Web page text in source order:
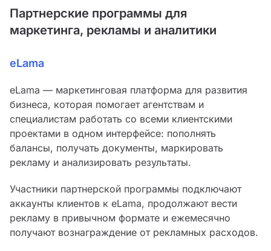
Партнерские программы для
маркетинга, рекламы и аналитики
eLama
eLama — маркетинговая платформа для развития
бизнеса, которая помогает агентствам и
специалистам работать со всеми клиентскими
проектами в одном интерфейсе: пополнять
балансы, получать документы, маркировать
рекламу и анализировать результаты.
Участники партнерской программы подключают
аккаунты клиентов к eLama, продолжают вести
рекламу в привычном формате и ежемесячно
получают вознаграждение от рекламных расходов.